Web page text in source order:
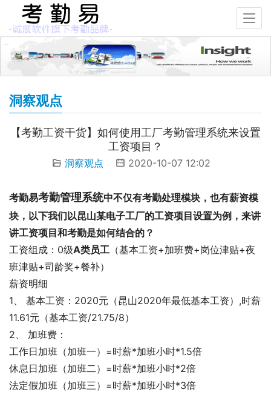
洞察观点
【考勤工资干货】如何使用工厂考勤管理系统来设置
工资项目？
洞察观点 2020-10-07 12:02
考勤易考勤管理系统中不仅有考勤处理模块，也有薪资模
块，以下我们以昆山某电子工厂的工资项目设置为例，来讲
讲工资项目和考勤是如何结合的？
工资组成：0级A类员工 （基本工资+加班费+岗位津贴+夜
班津贴+司龄奖+餐补）
薪资明细
1、 基本工资：2020元（昆山2020年最低基本工资）,时薪
11.61元（基本工资/21.75/8）
2、 加班费：
工作日加班（加班一）=时薪*加班小时*1.5倍
休息日加班（加班二）=时薪*加班小时*2倍
法定假加班（加班三）=时薪*加班小时*3倍